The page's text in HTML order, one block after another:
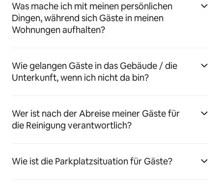
Was mache ich mit meinen persönlichen
Dingen, während sich Gäste in meinen
Wohnungen aufhalten?
Wie gelangen Gäste in das Gebäude / die
Unterkunft, wenn ich nicht da bin?
Wer ist nach der Abreise meiner Gäste für
die Reinigung verantwortlich?
Wie ist die Parkplatzsituation für Gäste?